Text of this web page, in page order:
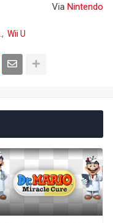
Via Nintendo
Wii U